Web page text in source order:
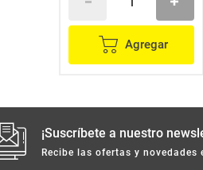
Agregar
¡Suscríbete a nuestro
Recibe las ofertas y novedades